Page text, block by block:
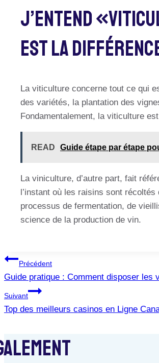
J’entend
Est La
La viticulture concerne tout ce qui
des variétés, la plantation des
Fondamentalement, la viticulture
READ Guide étape par étape
La viniculture, d’autre part, fait
l’instant où les raisins sont
processus de fermentation, de
science de la production de vin.
Navigation
De
Précédent
Guide pratique : Comment disposer les
Suivant
Top des meilleurs casinos en Ligne